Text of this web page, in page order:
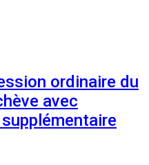
ordinaire du
avec